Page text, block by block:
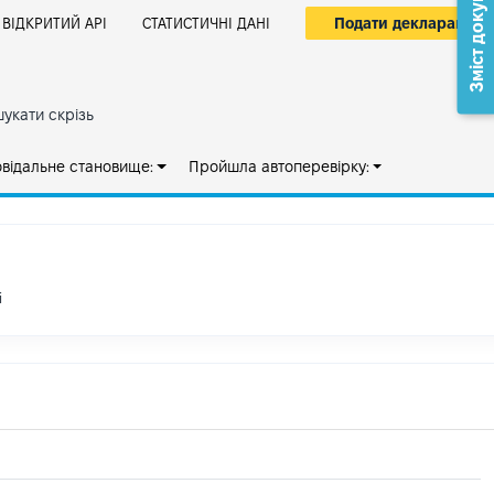
ВІДКРИТИЙ АРІ СТАТИСТИЧНІ ДАНІ Подати декларацію
скрізь
становище: Пройшла автоперевірку: